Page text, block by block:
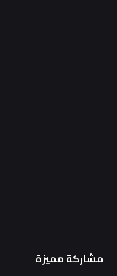
مشاركة مميزة